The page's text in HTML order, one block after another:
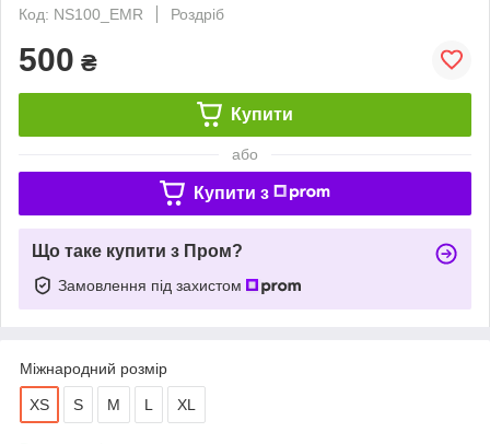
Код: NS100_EMR
Роздріб
500 ₴
Купити
або
Купити з
Що таке купити з Пром?
Замовлення під захистом
Міжнародний розмір
XS S M L XL